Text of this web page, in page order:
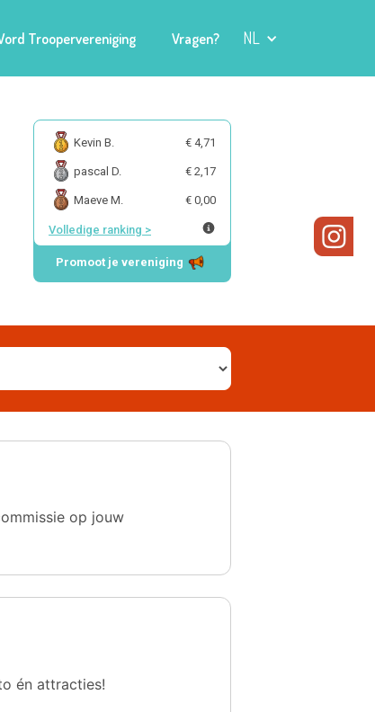
Troopervereniging Vragen? NL
Kevin B. € 4,71
pascal D. € 2,17
Maeve M. € 0,00
Volledige ranking >
Promoot je vereniging
op jouw
én attracties!